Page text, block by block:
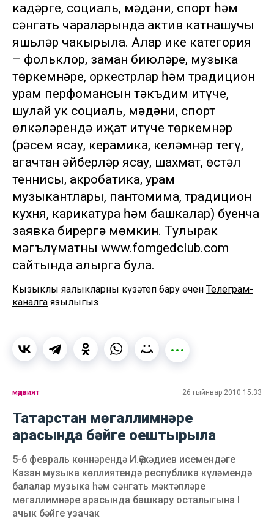
кадәрге, социаль, мәдәни, спорт һәм
сәнгать чараларында актив катнашучы
яшьләр чакырыла. Алар ике категория
– фольклор, заман биюләре, музыка
төркемнәре, оркестрлар һәм традицион
урам перфомансын тәкъдим итүче,
шулай ук социаль, мәдәни, спорт
өлкәләрендә иҗат итүче төркемнәр
(рәсем ясау, керамика, келәмнәр тегү,
агачтан әйберләр ясау, шахмат, өстәл
теннисы, акробатика, урам
музыкантлары, пантомима, традицион
кухня, карикатура һәм башкалар) буенча
заявка бирергә мөмкин. Тулырак
мәгълүматны www.fomgedclub.com
сайтында алырга була.
Кызыклы яңалыкларны күзәтеп бару өчен Телеграм-
каналга язылыгыз
мәдәният 26 гыйнвар 2010 15:33
Татарстан мөгаллимнәре
арасында бәйге оештырыла
5-6 февраль көннәрендә И.Әүхәдиев исемендәге
Казан музыка көллиятендә республика күләмендә
балалар музыка һәм сәнгать мәктәпләре
мөгаллимнәре арасында башкару осталыгына I
ачык бәйге узачак